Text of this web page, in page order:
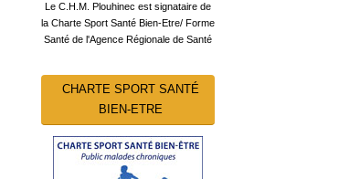
Le C.H.M. Plouhinec est signataire de
la Charte Sport Santé Bien-Etre/ Forme
Santé de l'Agence Régionale de Santé
CHARTE SPORT SANTÉ
BIEN-ETRE